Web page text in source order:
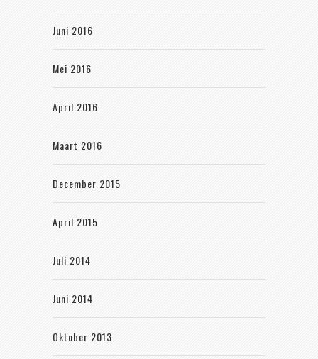
Juni 2016
Mei 2016
April 2016
Maart 2016
December 2015
April 2015
Juli 2014
Juni 2014
Oktober 2013